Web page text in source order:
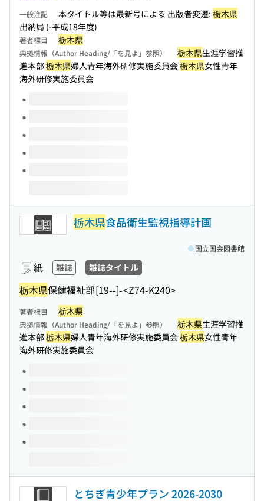
一般注記 本タイトル等は最新号による 出版者変遷: 栃木県
出納局 (-平成18年度)
著者標目 栃木県
典拠情報（Author Heading/「を見よ」参照） 栃木県生涯学習推
進本部栃木県婦人青年海外研修実施委員会栃木県女性青年
海外研修実施委員会
このタイトルの巻号
栃木県食品衛生監視指導計画
紙 雑誌 雑誌タイトル
栃木県保健福祉部[19--]-<Z74-K240>
国立国会図書館
著者標目 栃木県
典拠情報（Author Heading/「を見よ」参照） 栃木県生涯学習推
進本部栃木県婦人青年海外研修実施委員会栃木県女性青年
海外研修実施委員会
このタイトルの巻号
とちぎ青少年プラン 2026-2030